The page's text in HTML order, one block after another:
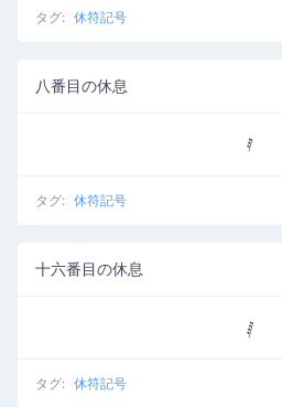
タグ: 休符記号
八番目の休息
タグ: 休符記号
十六番目の休息
タグ: 休符記号